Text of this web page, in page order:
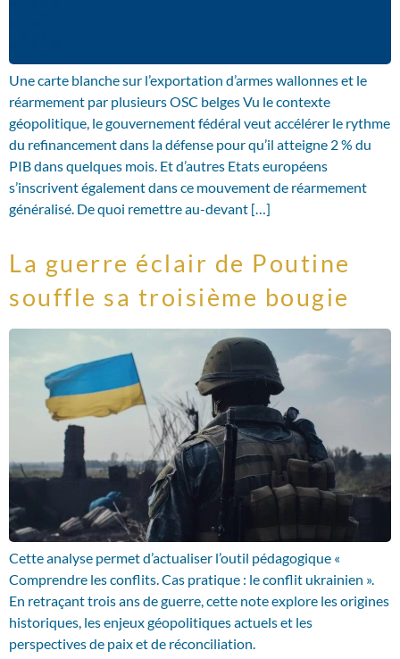
Une carte blanche sur l’exportation d’armes wallonnes et le
réarmement par plusieurs OSC belges Vu le contexte
géopolitique, le gouvernement fédéral veut accélérer le rythme
du refinancement dans la défense pour qu’il atteigne 2 % du
PIB dans quelques mois. Et d’autres Etats européens
s’inscrivent également dans ce mouvement de réarmement
généralisé. De quoi remettre au-devant […]
La guerre éclair de Poutine
souffle sa troisième bougie
Cette analyse permet d’actualiser l’outil pédagogique «
Comprendre les conflits. Cas pratique : le conflit ukrainien ».
En retraçant trois ans de guerre, cette note explore les origines
historiques, les enjeux géopolitiques actuels et les
perspectives de paix et de réconciliation.